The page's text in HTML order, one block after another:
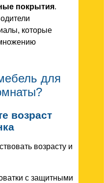
покрытия.
которые
для
возраст
возрасту и
с защитными